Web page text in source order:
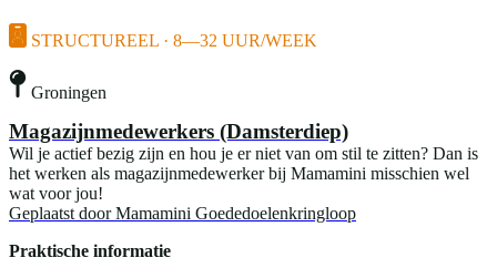
STRUCTUREEL · 8—32 UUR/WEEK
Groningen
Magazijnmedewerkers (Damsterdiep)
Wil je actief bezig zijn en hou je er niet van om stil te zitten? Dan is
het werken als magazijnmedewerker bij Mamamini misschien wel
wat voor jou!
Geplaatst door Mamamini Goededoelenkringloop
Praktische informatie